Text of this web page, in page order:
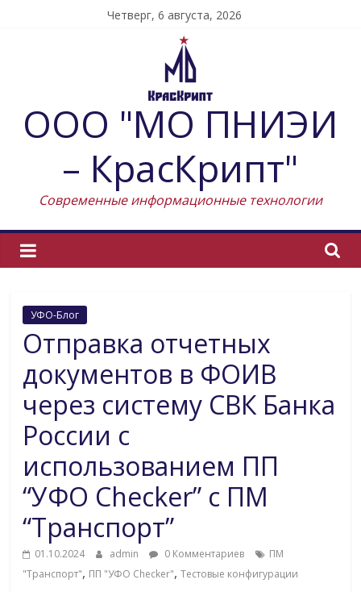
Четверг, 6 августа, 2026
ООО "МО ПНИЭИ
– КрасКрипт"
Современные информационные технологии
УФО-Блог
Отправка отчетных
документов в ФОИВ
через систему СВК Банка
России с
использованием ПП
“УФО Checker” c ПМ
“Транспорт”
01.10.2024 admin 0 Комментариев
ПМ
"Транспорт", ПП "УФО Checker",Тестовые конфигурации